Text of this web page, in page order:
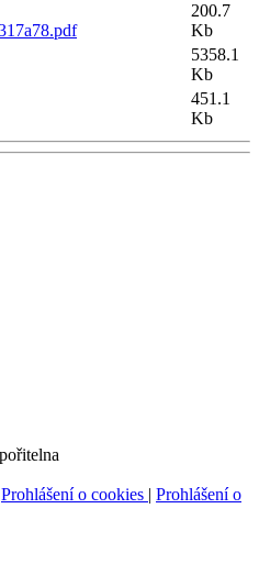
200.7
Kb
5358.1
Kb
451.1
Kb
Prohlášení o cookies | Prohlášení o